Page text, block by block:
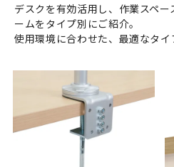
デスクを有効活用し、作業スペ
ームをタイプ別にご紹介。
使用環境に合わせた、最適なタイ